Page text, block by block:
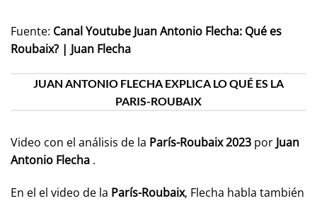
Fuente: Canal Youtube Juan Antonio Flecha: Qué es
Roubaix? | Juan Flecha
JUAN ANTONIO FLECHA EXPLICA LO QUÉ ES LA
PARIS-ROUBAIX
Video con el análisis de la París-Roubaix 2023 por Juan
Antonio Flecha .
En el el video de la París-Roubaix, Flecha habla también